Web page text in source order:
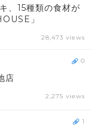
、15種類の食材が
」
28,473 views
店
2,275 views
0
1